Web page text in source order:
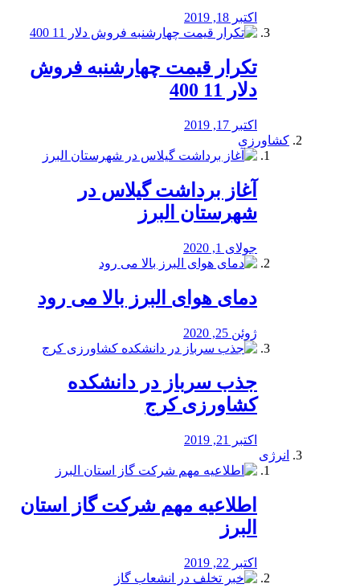
اکتبر 18, 2019
تکرار قیمت چهارشنبه فروش
دلار 11 400
اکتبر 17, 2019
کشاورزی
آغاز برداشت گیلاس در
شهرستان البرز
جولای 1, 2020
دمای هوای البرز بالا می رود
ژوئن 25, 2020
جذب سرباز در دانشکده
کشاورزی کرج
اکتبر 21, 2019
انرژی
️اطلاعیه مهم شرکت گاز استان
البرز
اکتبر 22, 2019